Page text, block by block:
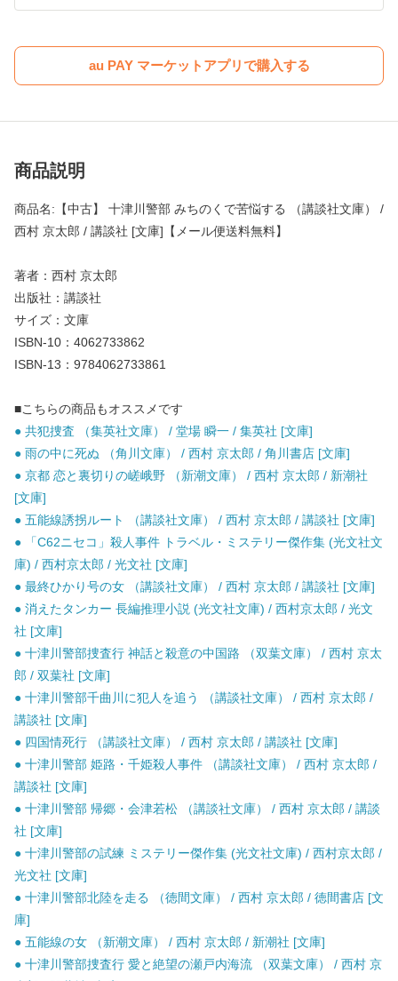
au PAY マーケットアプリで購入する
商品説明
商品名:【中古】 十津川警部 みちのくで苦悩する （講談社文庫） /
西村 京太郎 / 講談社 [文庫]【メール便送料無料】
著者：西村 京太郎
出版社：講談社
サイズ：文庫
ISBN-10：4062733862
ISBN-13：9784062733861
■こちらの商品もオススメです
● 共犯捜査 （集英社文庫） / 堂場 瞬一 / 集英社 [文庫]
● 雨の中に死ぬ （角川文庫） / 西村 京太郎 / 角川書店 [文庫]
● 京都 恋と裏切りの嵯峨野 （新潮文庫） / 西村 京太郎 / 新潮社
[文庫]
● 五能線誘拐ルート （講談社文庫） / 西村 京太郎 / 講談社 [文庫]
● 「C62ニセコ」殺人事件 トラベル・ミステリー傑作集 (光文社文
庫) / 西村京太郎 / 光文社 [文庫]
● 最終ひかり号の女 （講談社文庫） / 西村 京太郎 / 講談社 [文庫]
● 消えたタンカー 長編推理小説 (光文社文庫) / 西村京太郎 / 光文
社 [文庫]
● 十津川警部捜査行 神話と殺意の中国路 （双葉文庫） / 西村 京太
郎 / 双葉社 [文庫]
● 十津川警部千曲川に犯人を追う （講談社文庫） / 西村 京太郎 /
講談社 [文庫]
● 四国情死行 （講談社文庫） / 西村 京太郎 / 講談社 [文庫]
● 十津川警部 姫路・千姫殺人事件 （講談社文庫） / 西村 京太郎 /
講談社 [文庫]
● 十津川警部 帰郷・会津若松 （講談社文庫） / 西村 京太郎 / 講談
社 [文庫]
● 十津川警部の試練 ミステリー傑作集 (光文社文庫) / 西村京太郎 /
光文社 [文庫]
● 十津川警部北陸を走る （徳間文庫） / 西村 京太郎 / 徳間書店 [文
庫]
● 五能線の女 （新潮文庫） / 西村 京太郎 / 新潮社 [文庫]
● 十津川警部捜査行 愛と絶望の瀬戸内海流 （双葉文庫） / 西村 京